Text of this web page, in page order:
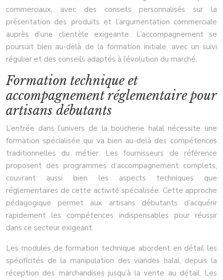
commerciaux, avec des conseils personnalisés sur la
présentation des produits et l’argumentation commerciale
auprès d’une clientèle exigeante. L’accompagnement se
poursuit bien au-delà de la formation initiale, avec un suivi
régulier et des conseils adaptés à l’évolution du marché.
Formation technique et
accompagnement réglementaire pour
artisans débutants
L’entrée dans l’univers de la boucherie halal nécessite une
formation spécialisée qui va bien au-delà des compétences
traditionnelles du métier. Les fournisseurs de référence
proposent des programmes d’accompagnement complets,
couvrant aussi bien les aspects techniques que
réglementaires de cette activité spécialisée. Cette approche
pédagogique permet aux artisans débutants d’acquérir
rapidement les compétences indispensables pour réussir
dans ce secteur exigeant.
Les modules de formation technique abordent en détail les
spécificités de la manipulation des viandes halal, depuis la
réception des marchandises jusqu’à la vente au détail. Les